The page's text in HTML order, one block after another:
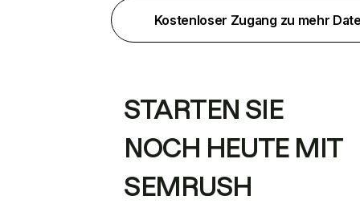
Kostenloser Zugang zu mehr
STARTEN SIE
NOCH HEUTE MIT
SEMRUSH